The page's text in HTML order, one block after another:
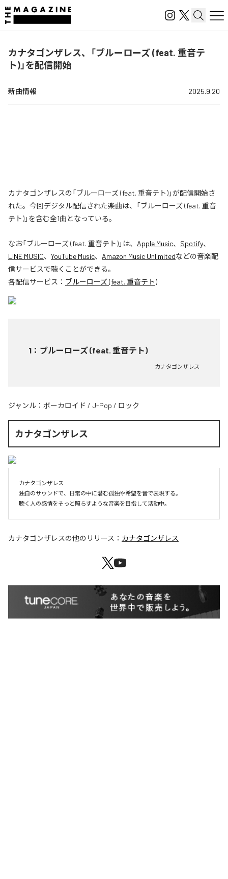
カナタゴンザレス、「ブルーローズ (feat. 重音テ
ト)」を配信開始
新曲情報 2025.9.20
カナタゴンザレスの「ブルーローズ (feat. 重音テト)」が配信開始さ
れた。今回デジタル配信された楽曲は、「ブルーローズ (feat. 重音
テト)」を含む全1曲となっている。
なお「ブルーローズ (feat. 重音テト)」は、 Apple Music、 Spotify、
LINE MUSIC、 YouTube Music、 Amazon Music Unlimitedなどの音楽配
信サービスで聴くことができる。
各配信サービス： ブルーローズ (feat. 重音テト)
1 ： ブルーローズ (feat. 重音テト)
カナタゴンザレス
ジャンル： ボーカロイド / J-Pop / ロック
カナタゴンザレス
カナタゴンザレス
独自のサウンドで、日常の中に潜む孤独や希望を音で表現する。
聴く人の感情をそっと照らすような音楽を目指して活動中。
カナタゴンザレスの他のリリース： カナタゴンザレス